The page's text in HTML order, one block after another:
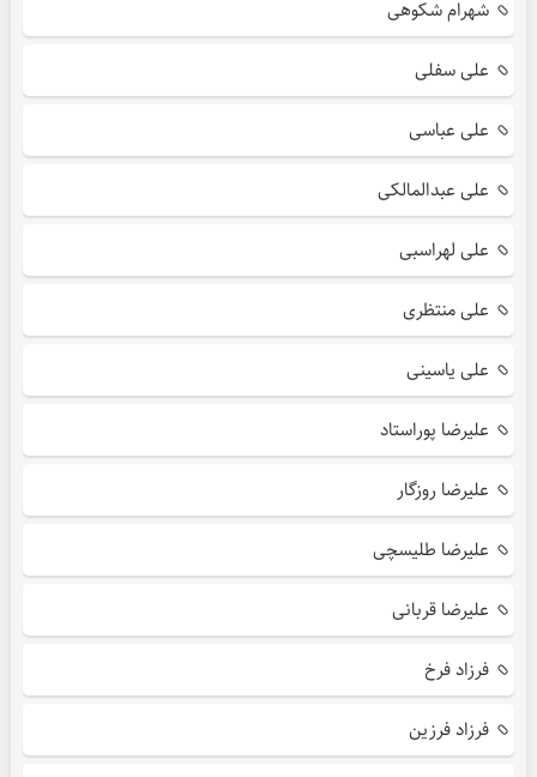
شهرام شکوهی
علی سفلی
علی عباسی
علی عبدالمالکی
علی لهراسبی
علی منتظری
علی یاسینی
علیرضا پوراستاد
علیرضا روزگار
علیرضا طلیسچی
علیرضا قربانی
فرزاد فرخ
فرزاد فرزین